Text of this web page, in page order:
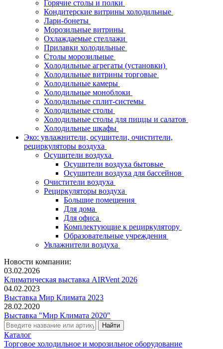
Горячие столы и полки
Кондитерские витрины холодильные
Лари-бонеты
Морозильные витрины
Охлаждаемые стеллажи
Прилавки холодильные
Столы морозильные
Холодильные агрегаты (установки)
Холодильные витрины торговые
Холодильные камеры
Холодильные моноблоки
Холодильные сплит-системы
Холодильные столы
Холодильные столы для пиццы и салатов
Холодильные шкафы
Эко: увлажнители, осушители, очистители,
рециркуляторы воздуха
Осушители воздуха
Осушители воздуха бытовые
Осушители воздуха для бассейнов
Очистители воздуха
Рециркуляторы воздуха
Большие помещения
Для дома
Для офиса
Комплектующие к рециркулятору
Образовательные учреждения
Увлажнители воздуха
Новости компании:
03.02.2026
Климатическая выставка AIRVent 2026
04.02.2023
Выставка Мир Климата 2023
28.02.2020
Выставка "Мир Климата 2020"
Каталог
Торговое холодильное и морозильное оборудование